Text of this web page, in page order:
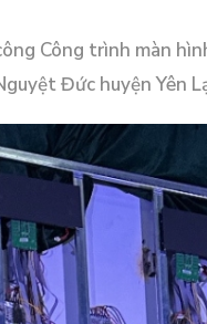
Công trình màn
Đức huyện Yên